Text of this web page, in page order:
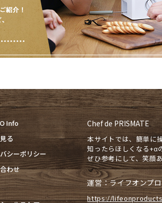
Info
る
シーポリシー
わせ
Chef de PRISMATE
本サイトでは、簡単に
知ったらほしくなる+α
ぜひ参考にして、笑顔
運営：ライフオンプ
https://